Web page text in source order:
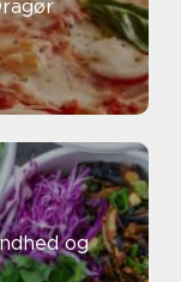
og